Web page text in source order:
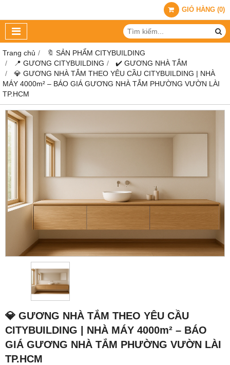
GIỎ HÀNG (0)
Trang chủ
🔖 SẢN PHẨM CITYBUILDING
📍 GƯƠNG CITYBUILDING
✔️ GƯƠNG NHÀ TẮM
💎 GƯƠNG NHÀ TẮM THEO YÊU CẦU CITYBUILDING | NHÀ
MÁY 4000m² – BÁO GIÁ GƯƠNG NHÀ TẮM PHƯỜNG VƯỜN LÀI
TP.HCM
💎 GƯƠNG NHÀ TẮM THEO YÊU CẦU
CITYBUILDING | NHÀ MÁY 4000m² – BÁO
GIÁ GƯƠNG NHÀ TẮM PHƯỜNG VƯỜN LÀI
TP.HCM